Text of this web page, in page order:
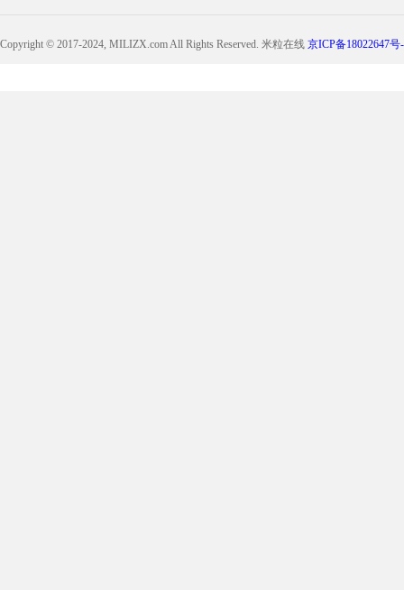
Copyright © 2017-2024, MILIZX.com All Rights Reserved. 米粒在线 京ICP备18022647号